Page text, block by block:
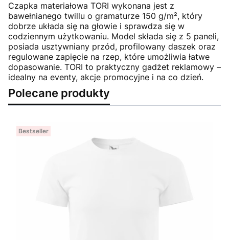
Czapka materiałowa TORI wykonana jest z
bawełnianego twillu o gramaturze 150 g/m², który
dobrze układa się na głowie i sprawdza się w
codziennym użytkowaniu. Model składa się z 5 paneli,
posiada usztywniany przód, profilowany daszek oraz
regulowane zapięcie na rzep, które umożliwia łatwe
dopasowanie. TORI to praktyczny gadżet reklamowy –
idealny na eventy, akcje promocyjne i na co dzień.
Polecane produkty
Bestseller